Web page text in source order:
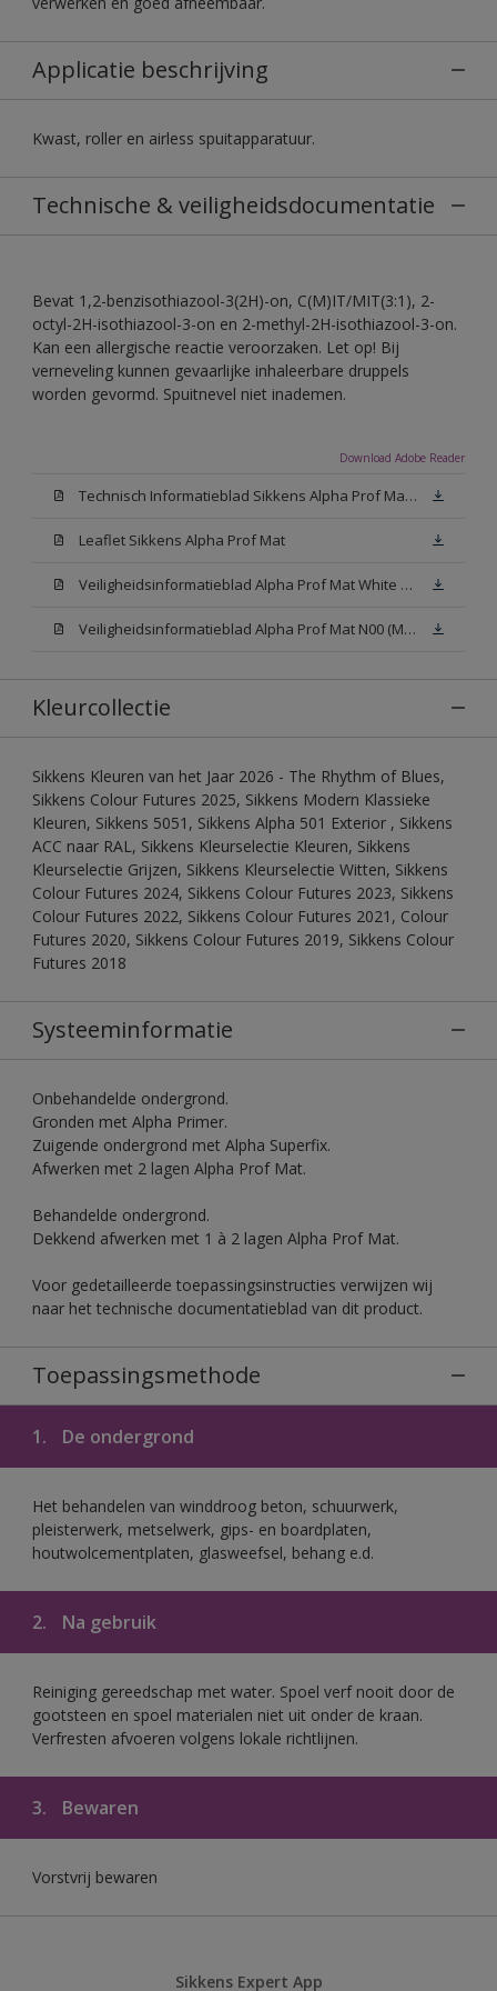
Applicatie beschrijving
Kwast, roller en airless spuitapparatuur.
Technische & veiligheidsdocumentatie
Bevat 1,2-benzisothiazool-3(2H)-on, C(M)IT/MIT(3:1), 2-
octyl-2H-isothiazool-3-on en 2-methyl-2H-isothiazool-3-on.
Kan een allergische reactie veroorzaken. Let op! Bij
verneveling kunnen gevaarlijke inhaleerbare druppels
worden gevormd. Spuitnevel niet inademen.
Download Adobe Reader
Technisch Informatieblad Sikkens Alpha Prof Mat(PDF)
Leaflet Sikkens Alpha Prof Mat
Veiligheidsinformatieblad Alpha Prof Mat White W05 (MSDS)
Veiligheidsinformatieblad Alpha Prof Mat N00 (MSDS)
Kleurcollectie
Sikkens Kleuren van het Jaar 2026 - The Rhythm of Blues,
Sikkens Colour Futures 2025, Sikkens Modern Klassieke
Kleuren, Sikkens 5051, Sikkens Alpha 501 Exterior , Sikkens
ACC naar RAL, Sikkens Kleurselectie Kleuren, Sikkens
Kleurselectie Grijzen, Sikkens Kleurselectie Witten, Sikkens
Colour Futures 2024, Sikkens Colour Futures 2023, Sikkens
Colour Futures 2022, Sikkens Colour Futures 2021, Colour
Futures 2020, Sikkens Colour Futures 2019, Sikkens Colour
Futures 2018
Systeeminformatie
Onbehandelde ondergrond.
Gronden met Alpha Primer.
Zuigende ondergrond met Alpha Superfix.
Afwerken met 2 lagen Alpha Prof Mat.
Behandelde ondergrond.
Dekkend afwerken met 1 à 2 lagen Alpha Prof Mat.
Voor gedetailleerde toepassingsinstructies verwijzen wij
naar het technische documentatieblad van dit product.
Toepassingsmethode
1. De ondergrond
Het behandelen van winddroog beton, schuurwerk,
pleisterwerk, metselwerk, gips- en boardplaten,
houtwolcementplaten, glasweefsel, behang e.d.
2. Na gebruik
Reiniging gereedschap met water. Spoel verf nooit door de
gootsteen en spoel materialen niet uit onder de kraan.
Verfresten afvoeren volgens lokale richtlijnen.
3. Bewaren
Vorstvrij bewaren
Sikkens Expert App